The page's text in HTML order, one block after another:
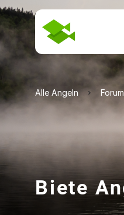
Alle Angeln Forum
Biete